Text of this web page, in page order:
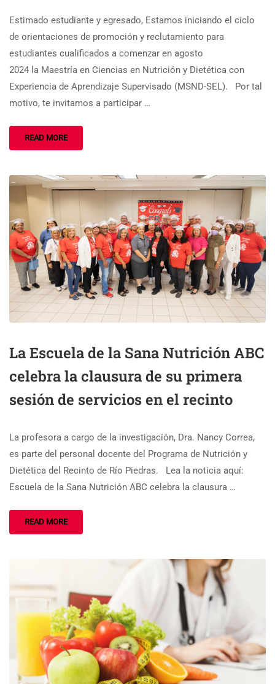
Estimado estudiante y egresado, Estamos iniciando el ciclo
de orientaciones de promoción y reclutamiento para
estudiantes cualificados a comenzar en agosto
2024 la Maestría en Ciencias en Nutrición y Dietética con
Experiencia de Aprendizaje Supervisado (MSND-SEL). Por tal
motivo, te invitamos a participar …
READ MORE
La Escuela de la Sana Nutrición ABC
celebra la clausura de su primera
sesión de servicios en el recinto
La profesora a cargo de la investigación, Dra. Nancy Correa,
es parte del personal docente del Programa de Nutrición y
Dietética del Recinto de Río Piedras. Lea la noticia aquí:
Escuela de la Sana Nutrición ABC celebra la clausura …
READ MORE